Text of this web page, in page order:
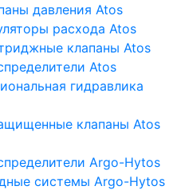
давления Atos
расхода Atos
клапаны Atos
Atos
гидравлика
клапаны Atos
Argo-Hytos
системы Argo-Hytos